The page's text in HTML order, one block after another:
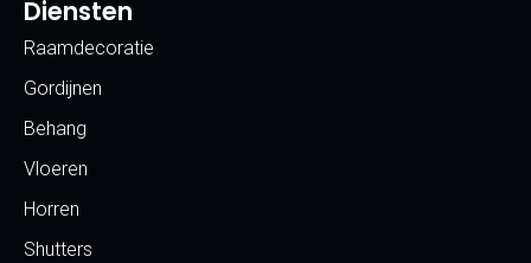
Diensten
Raamdecoratie
Gordijnen
Behang
Vloeren
Horren
Shutters